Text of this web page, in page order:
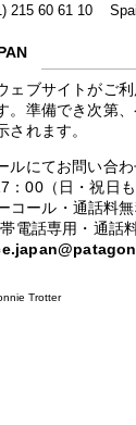
215 60 61 10
ブサイトがご利
準備でき次第
されます。
にてお問い合わ
00（日・祝日も
ール・通話料無
電話専用・通話料
Trotter